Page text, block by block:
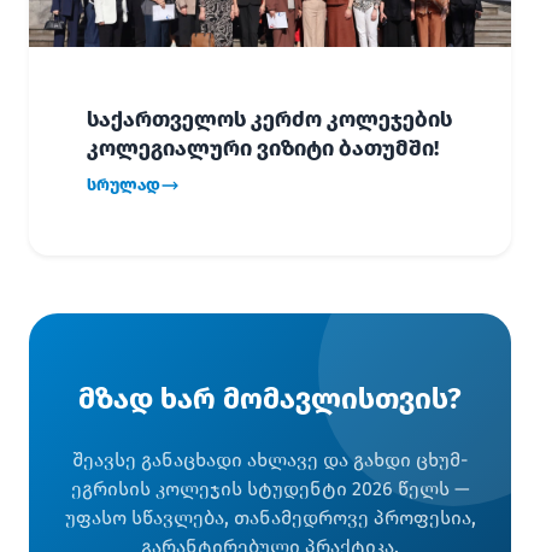
საქართველოს კერძო კოლეჯების
კოლეგიალური ვიზიტი ბათუმში!
სრულად
მზად ხარ მომავლისთვის?
შეავსე განაცხადი ახლავე და გახდი ცხუმ-
ეგრისის კოლეჯის სტუდენტი 2026 წელს —
უფასო სწავლება, თანამედროვე პროფესია,
გარანტირებული პრაქტიკა.